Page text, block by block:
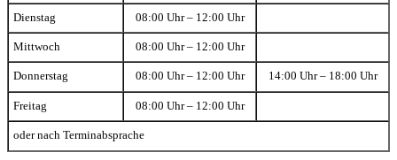
Dienstag 08:00 Uhr – 12:00 Uhr
Mittwoch 08:00 Uhr – 12:00 Uhr
Donnerstag 08:00 Uhr – 12:00 Uhr 14:00 Uhr – 18:00 Uhr
Freitag 08:00 Uhr – 12:00 Uhr
oder nach Terminabsprache